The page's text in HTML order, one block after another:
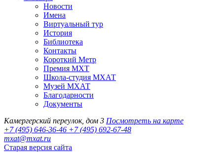
Новости
Имена
Виртуальный тур
История
Библиотека
Контакты
Короткий Метр
Премия МХТ
Школа-студия МХАТ
Музей МХАТ
Благодарности
Документы
Камергерский переулок, дом 3 Посмотреть на карте
+7 (495) 646-36-46 +7 (495) 692-67-48‬
mxat@mxat.ru
Старая версия сайта